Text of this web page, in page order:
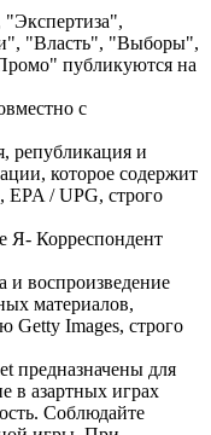
"Власть", "Выборы",
публикуются на
с
републикация и
которое содержит
/ UPG, строго
Я- Корреспондент
и воспроизведение
материалов,
Getty Images, строго
предназначены для
в азартных играх
Соблюдайте